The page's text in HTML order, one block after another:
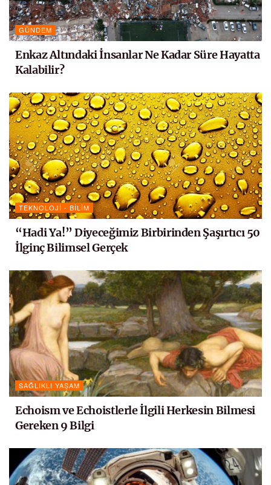
GÜNDEM
Enkaz Altındaki İnsanlar Ne Kadar Süre Hayatta
Kalabilir?
TEKNOLOJI - BILIM
“Hadi Ya!” Diyeceğimiz Birbirinden Şaşırtıcı 50
İlginç Bilimsel Gerçek
SAĞLIKLI YAŞAM
Echoism ve Echoistlerle İlgili Herkesin Bilmesi
Gereken 9 Bilgi